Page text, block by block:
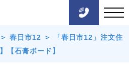
＞ 春日市12 ＞
「春日市12」注文住
【石膏ボード】